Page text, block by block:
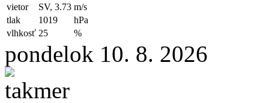
vietor SV, 3.73 m/s
tlak
1019
hPa
vlhkosť 25 %
pondelok 10. 8. 2026